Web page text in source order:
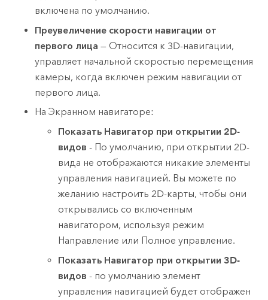
включена по умолчанию.
Преувеличение скорости навигации от
первого лица — Относится к 3D-навигации,
управляет начальной скоростью перемещения
камеры, когда включен режим навигации от
первого лица.
На Экранном навигаторе:
Показать Навигатор при открытии 2D-
видов - По умолчанию, при открытии 2D-
вида не отображаются никакие элементы
управления навигацией. Вы можете по
желанию настроить 2D-карты, чтобы они
открывались со включенным
навигатором, используя режим
Направление или Полное управление.
Показать Навигатор при открытии 3D-
видов - по умолчанию элемент
управления навигацией будет отображен